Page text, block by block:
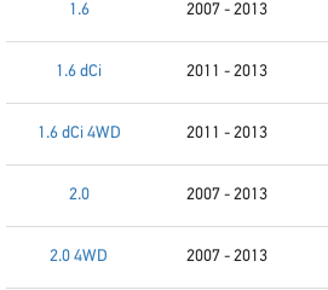
1.6 2007 - 2013
1.6 dCi 2011 - 2013
1.6 dCi 4WD 2011 - 2013
2.0 2007 - 2013
2.0 4WD 2007 - 2013